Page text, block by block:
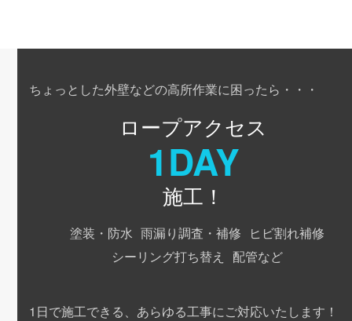
ちょっとした外壁などの高所作業に困ったら・・・
ロープアクセス
1DAY
施工！
塗装・防水 雨漏り調査・補修
ヒビ割れ補修
シーリング打ち替え
配管など
1日で施工できる、あらゆる工事にご対応いたします！